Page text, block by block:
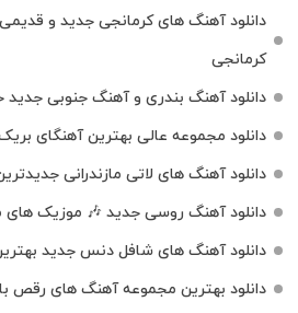
دانلود آهنگ‌ های کرمانجی جدید و
کرمانجی
دانلود آهنگ بندری و آهنگ جنوبی
دانلود مجموعه عالی بهترین آهنگای
دانلود آهنگ‌ های لاتی مازندرانی
دانلود آهنگ روسی جدید 🎶 موزیک‌
دانلود آهنگ های شافل دنس جدید
دانلود بهترین مجموعه آهنگ های رقص